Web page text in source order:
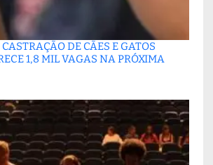
DE CÃES E GATOS
1,8 MIL VAGAS NA PRÓXIMA